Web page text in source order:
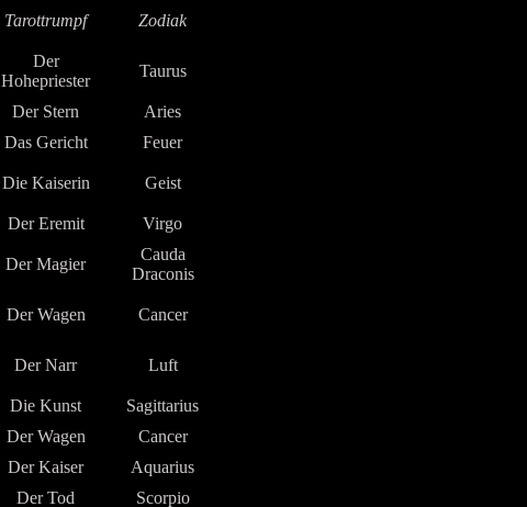
Tarottrumpf Zodiak
Der
Hohepriester
Taurus
Der Stern
Aries
Das Gericht Feuer
Die Kaiserin Geist
Der Eremit Virgo
Der Magier
Cauda
Draconis
Der Wagen Cancer
Der Narr Luft
Die Kunst
Sagittarius
Der Wagen
Cancer
Der Kaiser
Aquarius
Der Tod Scorpio